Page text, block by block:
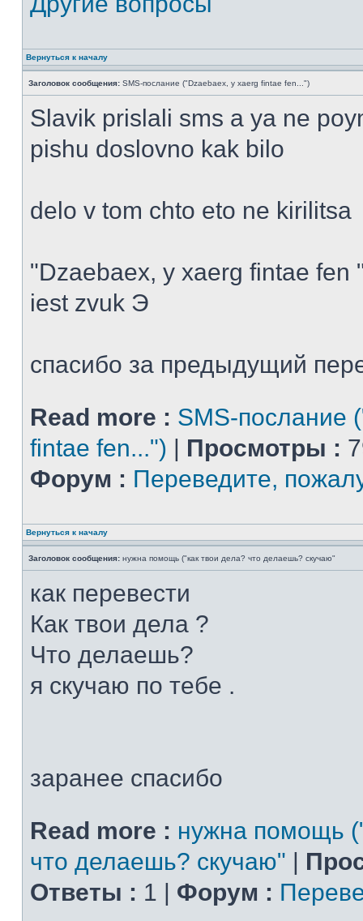
Вернуться к началу
Заголовок сообщения: SMS-послание ("Dzaebaex, y xaerg fintae fen...")
Slavik prislali sms a ya ne
pishu doslovno kak bilo
delo v tom chto eto ne kirilitsa
"Dzaebaex, y xaerg fintae fen
iest zvuk Э
спасибо за предыдущий
Read more : SMS-послание
fintae fen...") | Просмотры :
Форум : Переведите,
Вернуться к началу
Заголовок сообщения: нужна помощь ("как твои дела? что делаешь? скучаю"
как перевести
Как твои дела ?
Что делаешь?
я скучаю по тебе .
заранее спасибо
Read more : нужна помощь
что делаешь? скучаю" |
Ответы : 1 | Форум :